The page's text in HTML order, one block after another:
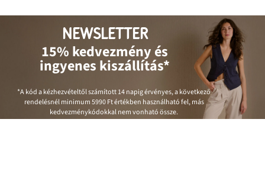
NEWSLETTER
15% kedvezmény és
ingyenes kiszállítás*
*A kód a kézhezvételtől számított 14 napig érvényes, a következő
rendelésnél minimum5990 Ftértékben használható fel, más
kedvezménykódokkal nem vonható össze.